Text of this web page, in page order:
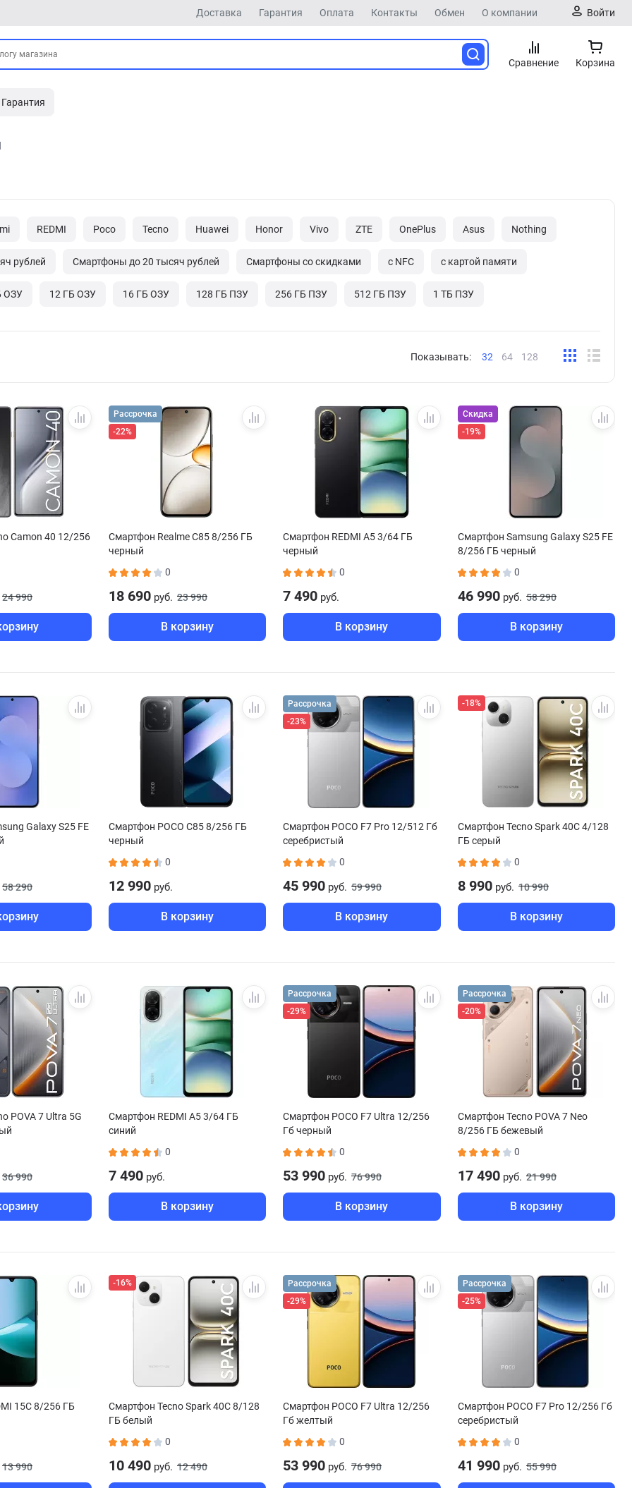
Доставка Гарантия Оплата Контакты Обмен О компании Войти
Сравнение Корзина
Гарантия
REDMI Poco Tecno Huawei Honor Vivo ZTE OnePlus Asus Nothing
рублей Смартфоны до 20 тысяч рублей Cмартфоны со скидками с NFC с картой памяти
ОЗУ 12 ГБ ОЗУ 16 ГБ ОЗУ 128 ГБ ПЗУ 256 ГБ ПЗУ 512 ГБ ПЗУ 1 ТБ ПЗУ
Показывать: 32 64 128
Camon 40 12/256
24 990
Рассрочка
-22%
Смартфон Realme C85 8/256 ГБ
черный
0
18 690руб. 23 990
В корзину
Смартфон REDMI A5 3/64 ГБ
черный
0
7 490 руб.
В корзину
Скидка
-19%
Смартфон Samsung Galaxy S25 FE
8/256 ГБ черный
0
46 990руб. 58 290
В корзину
Galaxy S25 FE
58 290
Смартфон POCO C85 8/256 ГБ
черный
0
12 990руб.
В корзину
Рассрочка
-23%
Смартфон POCO F7 Pro 12/512 Гб
серебристый
0
45 990 руб. 59 990
В корзину
-18%
Смартфон Tecno Spark 40C 4/128
ГБ серый
0
8 990руб. 10 990
В корзину
POVA 7 Ultra 5G
36 990
Смартфон REDMI A5 3/64 ГБ
синий
0
7 490руб.
В корзину
Рассрочка
-29%
Смартфон POCO F7 Ultra 12/256
Гб черный
0
53 990 руб. 76 990
В корзину
Рассрочка
-20%
Смартфон Tecno POVA 7 Neo
8/256 ГБ бежевый
0
17 490руб. 21 990
В корзину
15C 8/256 ГБ
13 990
-16%
Смартфон Tecno Spark 40C 8/128
ГБ белый
0
10 490руб. 12 490
Рассрочка
-29%
Смартфон POCO F7 Ultra 12/256
Гб желтый
0
53 990 руб. 76 990
Рассрочка
-25%
Смартфон POCO F7 Pro 12/256 Гб
серебристый
0
41 990руб. 55 990